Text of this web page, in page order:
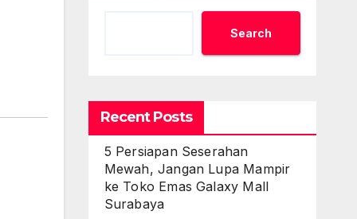
Search
Recent Posts
5 Persiapan Seserahan
Mewah, Jangan Lupa Mampir
ke Toko Emas Galaxy Mall
Surabaya